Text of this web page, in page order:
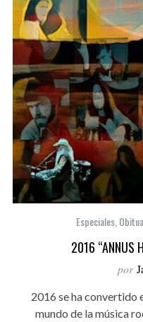
Especiales
2016 “ANNUS
por
2016 se ha convertido
mundo de la música